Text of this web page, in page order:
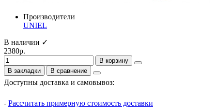
Производители
UNIEL
В наличии ✓
2380р.
В корзину
В закладки
В сравнение
Доступны доставка и самовывоз:
- Рассчитать примерную стоимость доставки